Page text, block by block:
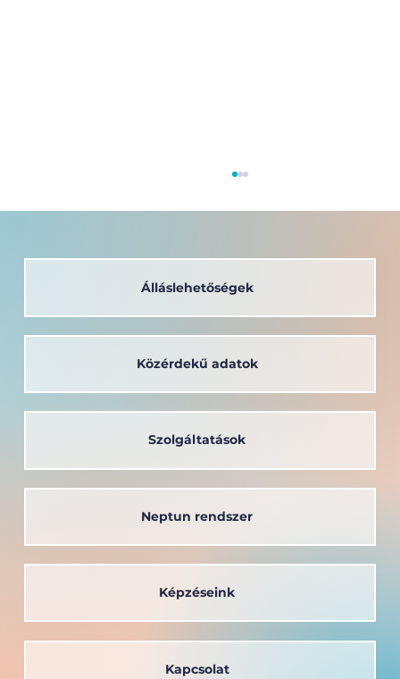
Álláslehetőségek
Neptun rendszer
Szolgáltatások
Kapcsolat
Közérdekű adatok
Képzéseink